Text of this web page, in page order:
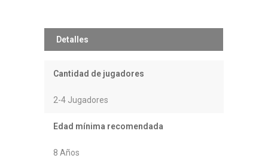
Detalles
Cantidad de jugadores
2-4 Jugadores
Edad mínima recomendada
8 Años